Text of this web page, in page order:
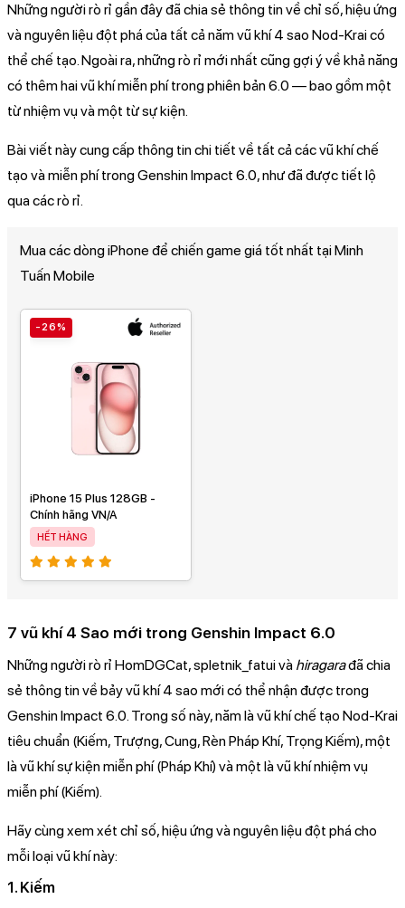
Những người rò rỉ gần đây đã chia sẻ thông tin về chỉ số, hiệu ứng
và nguyên liệu đột phá của tất cả năm vũ khí 4 sao Nod-Krai có
thể chế tạo. Ngoài ra, những rò rỉ mới nhất cũng gợi ý về khả năng
có thêm hai vũ khí miễn phí trong phiên bản 6.0 — bao gồm một
từ nhiệm vụ và một từ sự kiện.
Bài viết này cung cấp thông tin chi tiết về tất cả các vũ khí chế
tạo và miễn phí trong Genshin Impact 6.0, như đã được tiết lộ
qua các rò rỉ.
Mua các dòng iPhone để chiến game giá tốt nhất tại Minh
Tuấn Mobile
-26%
iPhone 15 Plus 128GB -
Chính hãng VN/A
HẾT HÀNG
7 vũ khí 4 Sao mới trong Genshin Impact 6.0
Những người rò rỉ HomDGCat, spletnik_fatui và hiragarađã chia
sẻ thông tin về bảy vũ khí 4 sao mới có thể nhận được trong
Genshin Impact 6.0. Trong số này, năm là vũ khí chế tạo Nod-Krai
tiêu chuẩn (Kiếm, Trượng, Cung, Rèn Pháp Khí, Trọng Kiếm), một
là vũ khí sự kiện miễn phí (Pháp Khí) và một là vũ khí nhiệm vụ
miễn phí (Kiếm).
Hãy cùng xem xét chỉ số, hiệu ứng và nguyên liệu đột phá cho
mỗi loại vũ khí này:
1. Kiếm